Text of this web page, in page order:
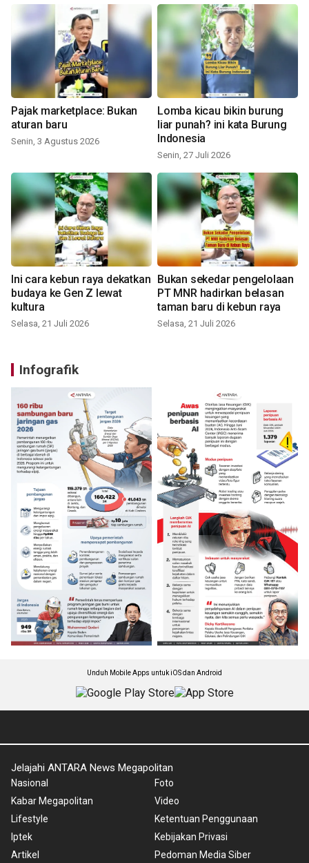
Pajak marketplace: Bukan
aturan baru
Senin, 3 Agustus 2026
Lomba kicau bikin burung
liar punah? ini kata Burung
Indonesia
Senin, 27 Juli 2026
Ini cara kebun raya dekatkan
budaya ke Gen Z lewat
kultura
Selasa, 21 Juli 2026
Bukan sekedar pengelolaan
PT MNR hadirkan belasan
taman baru di kebun raya
Selasa, 21 Juli 2026
Infografik
Unduh Mobile Apps untuk iOS dan Android
Jelajahi ANTARA News Megapolitan
Nasional
Kabar Megapolitan
Lifestyle
Iptek
Artikel
Foto
Video
Ketentuan Penggunaan
Kebijakan Privasi
Pedoman Media Siber